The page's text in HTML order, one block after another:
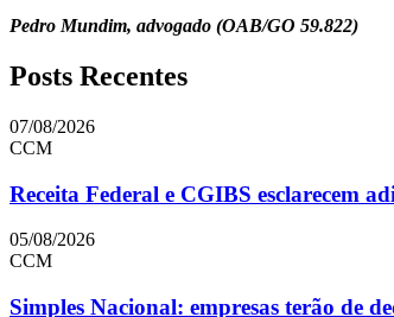
Pedro Mundim, advogado (OAB/GO 59.822)
Posts Recentes
07/08/2026
CCM
Receita Federal e CGIBS esclarecem
05/08/2026
CCM
Simples Nacional: empresas terão de